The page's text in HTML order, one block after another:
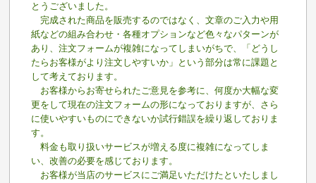
とうございました。
完成された商品を販売するのではなく、文章のご入力や用
紙などの組み合わせ・各種オプションなど色々なパターンが
あり、注文フォームが複雑になってしまいがちで、「どうし
たらお客様がより注文しやすいか」という部分は常に課題と
して考えております。
お客様からお寄せられたご意見を参考に、何度か大幅な変
更をして現在の注文フォームの形になっておりますが、さら
に使いやすいものにできないか試行錯誤を繰り返しておりま
す。
料金も取り扱いサービスが増える度に複雑になってしま
い、改善の必要を感じております。
お客様が当店のサービスにご満足いただけたといたしまし